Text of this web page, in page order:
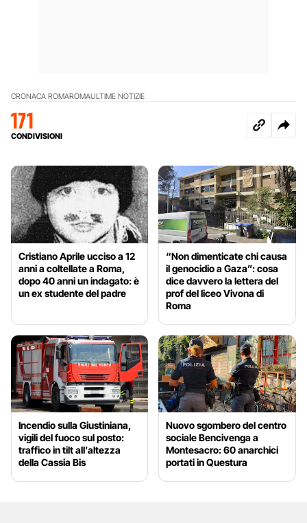
CRONACA ROMAROMAULTIME NOTIZIE
171
CONDIVISIONI
Cristiano Aprile ucciso a 12
anni a coltellate a Roma,
dopo 40 anni un indagato: è
un ex studente del padre
“Non dimenticate chi causa
il genocidio a Gaza”: cosa
dice davvero la lettera del
prof del liceo Vivona di
Roma
Incendio sulla Giustiniana,
vigili del fuoco sul posto:
traffico in tilt all’altezza
della Cassia Bis
Nuovo sgombero del centro
sociale Bencivenga a
Montesacro: 60 anarchici
portati in Questura